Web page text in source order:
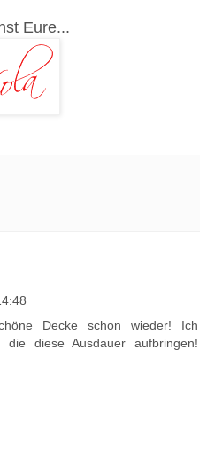
Eure...
Decke schon wieder! Ich
die diese Ausdauer aufbringen!